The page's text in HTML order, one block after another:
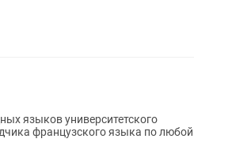
языков университетского
французского языка по любой